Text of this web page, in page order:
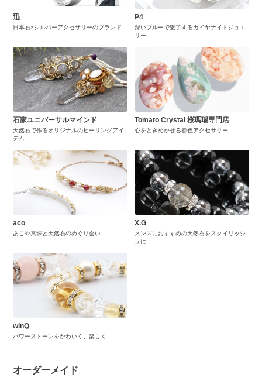
迅
日本石×シルバーアクセサリーのブランド
P4
深いブルーで魅了するカイヤナイトジュエ
リー
石家ユニバーサルマインド
天然石で作るオリジナルのヒーリングアイ
テム
Tomato Crystal 桜瑪瑙専門店
心をときめかせる春色アクセサリー
aco
あこや真珠と天然石のめぐり会い
X.G
メンズにおすすめの天然石をスタイリッシ
ュに
winQ
パワーストーンをかわいく、楽しく
オーダーメイド